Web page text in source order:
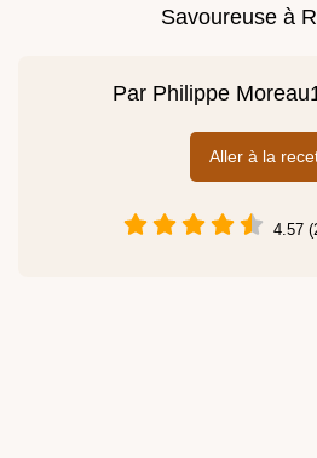
Savoureuse à
Par Philippe Moreau
Aller à la
4.57